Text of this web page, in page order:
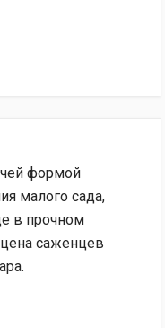
формой
малого сада,
в прочном
саженцев